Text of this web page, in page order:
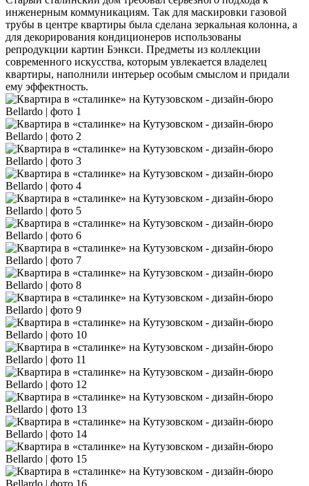
инженерным коммуникациям. Так для маскировки газовой
трубы в центре квартиры была сделана зеркальная колонна, а
для декорирования кондиционеров использованы
репродукции картин Бэнкси. Предметы из коллекции
современного искусства, которым увлекается владелец
квартиры, наполнили интерьер особым смыслом и придали
ему эффектность.